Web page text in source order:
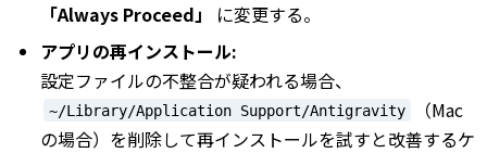
「Always Proceed」
に変更する。
アプリの再インストール:
設定ファイルの不整合が疑われる場合、
~/Library/Application Support/Antigravity
（Mac
の場合）を削除して再インストールを試すと改善するケ